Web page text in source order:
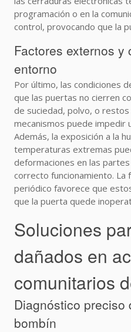
programación o en la
control, provocando que la
Factores externos y
entorno
Por último, las condiciones
que las puertas no cierren
de suciedad, polvo, o
mecanismos puede impedir
Además, la exposición a la
temperaturas extremas
deformaciones en las
correcto funcionamiento. La
periódico favorece que
que la puerta quede
Soluciones
dañados en
comunitarios
Diagnóstico preciso
bombín